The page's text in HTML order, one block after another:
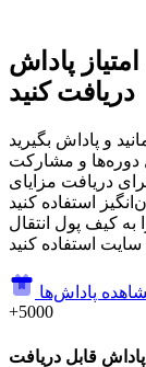
پاداش
دریافت کنید
دوره‌ها و مشارکت
دریافت مزایای
به کیف پول انتقال
استفاده کنید
پاداش‌ها
+5000
پاداش قابل دریافت